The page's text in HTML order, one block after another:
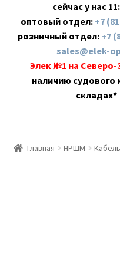
сейчас у нас
оптовый отдел: +7
розничный отдел: +7
sales@elek-
Элек №1 на
наличию судового
складах*
Главная НРШМ